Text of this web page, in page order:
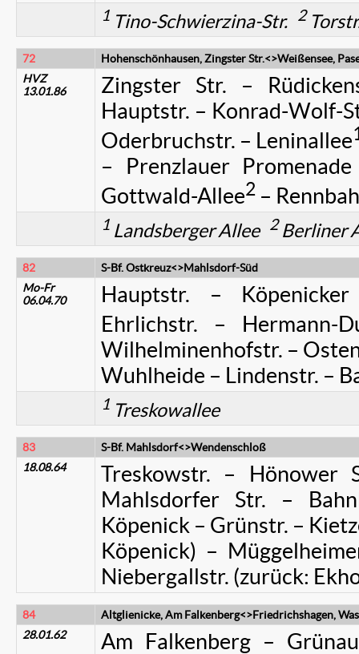
1 Tino-Schwierzina-Str. 2
72
Hohenschönhausen, Zingster Str.<>Weißensee,
HVZ
13.01.86
Zingster Str. –
Hauptstr. – Konrad-Wolf-
Oderbruchstr. – Leninallee
– Prenzlauer
Gottwald-Allee2 –
1 Landsberger Allee 2Berliner
82
S-Bf. Ostkreuz<>Mahlsdorf-Süd
Mo-Fr
06.04.70
Hauptstr. –
Ehrlichstr. – Hermann-
Wilhelminenhofstr. –
Wuhlheide – Lindenstr. –
1 Treskowallee
83
S-Bf. Mahlsdorf<>Wendenschloß
18.08.64
Treskowstr. – Hönower
Mahlsdorfer Str. –
Köpenick – Grünstr. –
Köpenick) –
Niebergallstr. (zurück:
84 Altglienicke, Am Falkenberg<>Friedrichshagen,
28.01.62
Am Falkenberg –